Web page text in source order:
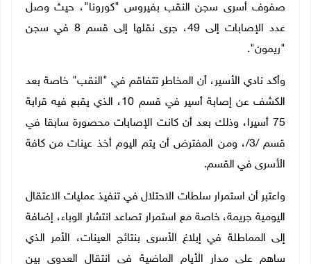
صفوف أسرى سجن النقب بفيروس "كورونا"، حيث وصل
عدد الإصابات إلى 49، جرى نقلها إلى قسم 8 في سجن
"ريمون".
وأكد نادي الأسير، أن المخاطر تتفاقم في "النقب" خاصة بعد
الكشف عن إصابة أسير في قسم 10، الذي يقبع فيه قرابة
75 أسيرا، وذلك بعد أن كانت الإصابات محصورة سابقا في
قسم /3/، ومن المفترض أن يتم اليوم أخذ عينات من كافة
الأسرى في القسم.
واعتبر أن استمرار سلطات الاحتلال في تنفيذ عمليات الاعتقال
اليومية جريمة، خاصة مع استمرار تصاعد انتشار الوباء، إضافة
إلى المماطلة في إبلاغ الأسرى بنتائج العينات، الأمر الذي
ساهم على مدار الأيام الماضية في انتقال العدوى بين